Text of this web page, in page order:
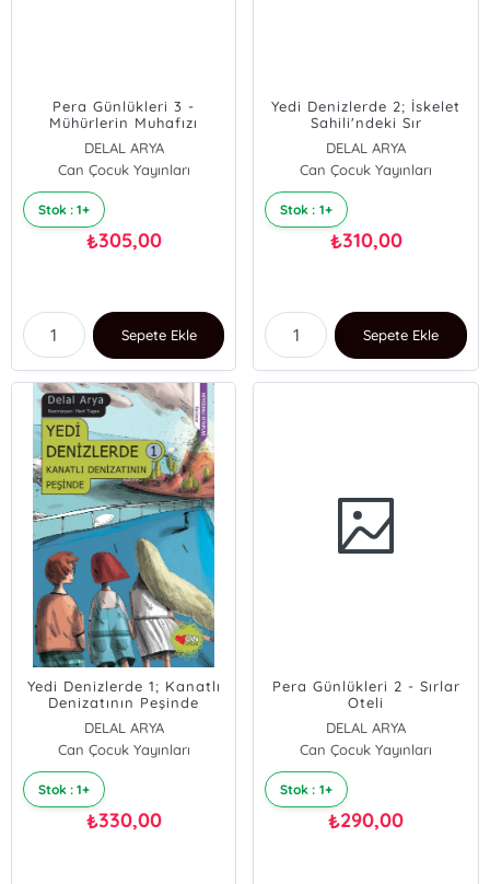
Pera Günlükleri 3 -
Mühürlerin Muhafızı
DELAL ARYA
Can Çocuk Yayınları
Stok : 1+
₺305,00
Sepete Ekle
Yedi Denizlerde 2; İskelet
Sahili'ndeki Sır
DELAL ARYA
Can Çocuk Yayınları
Stok : 1+
₺310,00
Sepete Ekle
Yedi Denizlerde 1; Kanatlı
Denizatının Peşinde
DELAL ARYA
Can Çocuk Yayınları
Stok : 1+
₺330,00
Pera Günlükleri 2 - Sırlar
Oteli
DELAL ARYA
Can Çocuk Yayınları
Stok : 1+
₺290,00